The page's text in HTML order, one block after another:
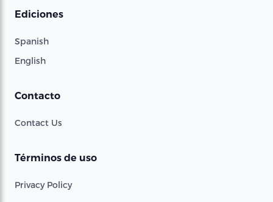
Ediciones
Spanish
English
Contacto
Contact Us
Términos de uso
Privacy Policy